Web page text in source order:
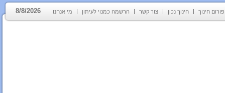
פורום חינוך חינוך נכון צור קשר הרשמה כמנוי לעיתון מי אנחנו 8/8/2026